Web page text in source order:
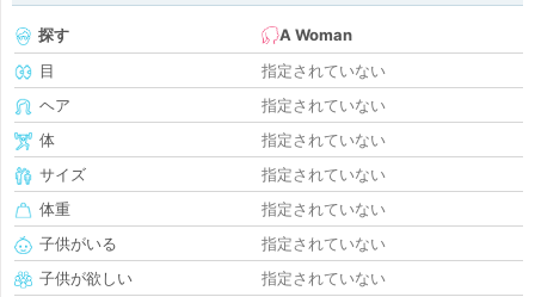
探す
A Woman
目
指定されていない
ヘア
指定されていない
体
指定されていない
サイズ
指定されていない
体重
指定されていない
子供がいる
指定されていない
子供が欲しい
指定されていない